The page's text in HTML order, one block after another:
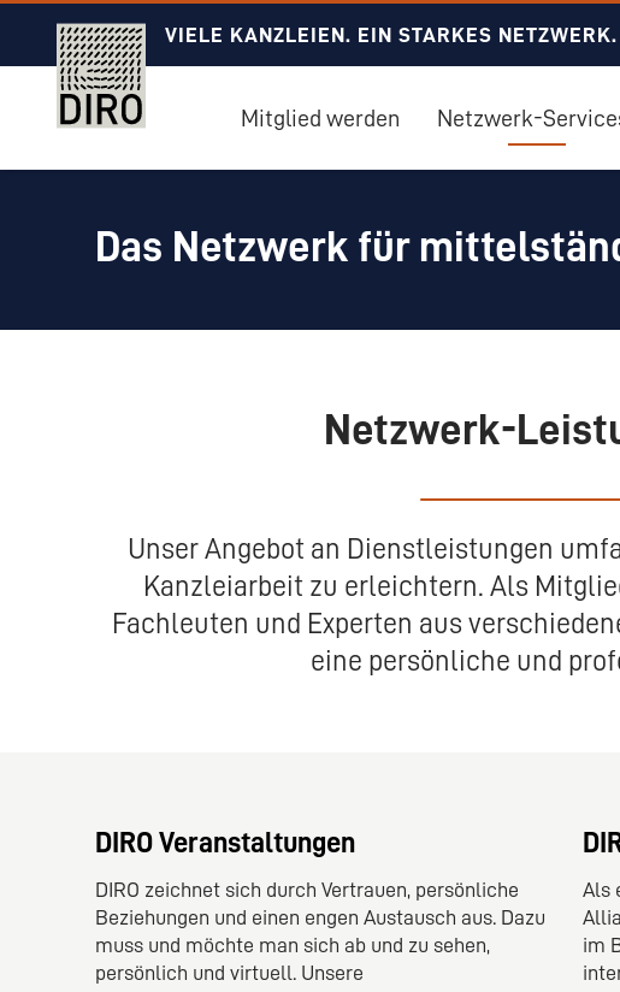
VIELE KANZLEIEN. EIN STARKES NETZWERK.
Mitglied werden Netzwerk-
Das Netzwerk für
Netzwerk-
Unser Angebot an Dienstleistungen
Kanzleiarbeit zu erleichtern. Als
Fachleuten und Experten aus
eine persönliche und
DIRO Veranstaltungen
DIRO zeichnet sich durch Vertrauen, persönliche
Beziehungen und einen engen Austausch aus. Dazu
muss und möchte man sich ab und zu sehen,
persönlich und virtuell. Unsere
Als
im